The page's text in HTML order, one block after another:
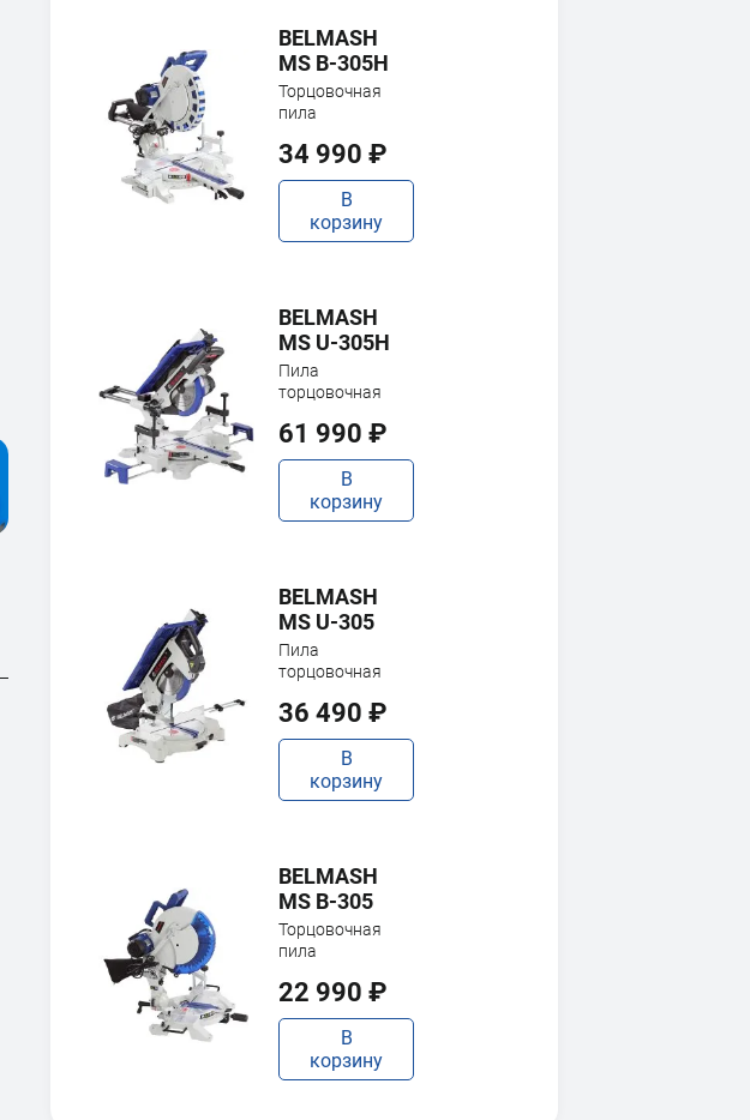
BELMASH
MS B-305H
Торцовочная
пила
34 990 ₽
В
корзину
BELMASH
MS U-305H
Пила
торцовочная
61 990 ₽
В
корзину
BELMASH
MS U-305
Пила
торцовочная
36 490 ₽
В
корзину
BELMASH
MS B-305
Торцовочная
пила
22 990 ₽
В
корзину